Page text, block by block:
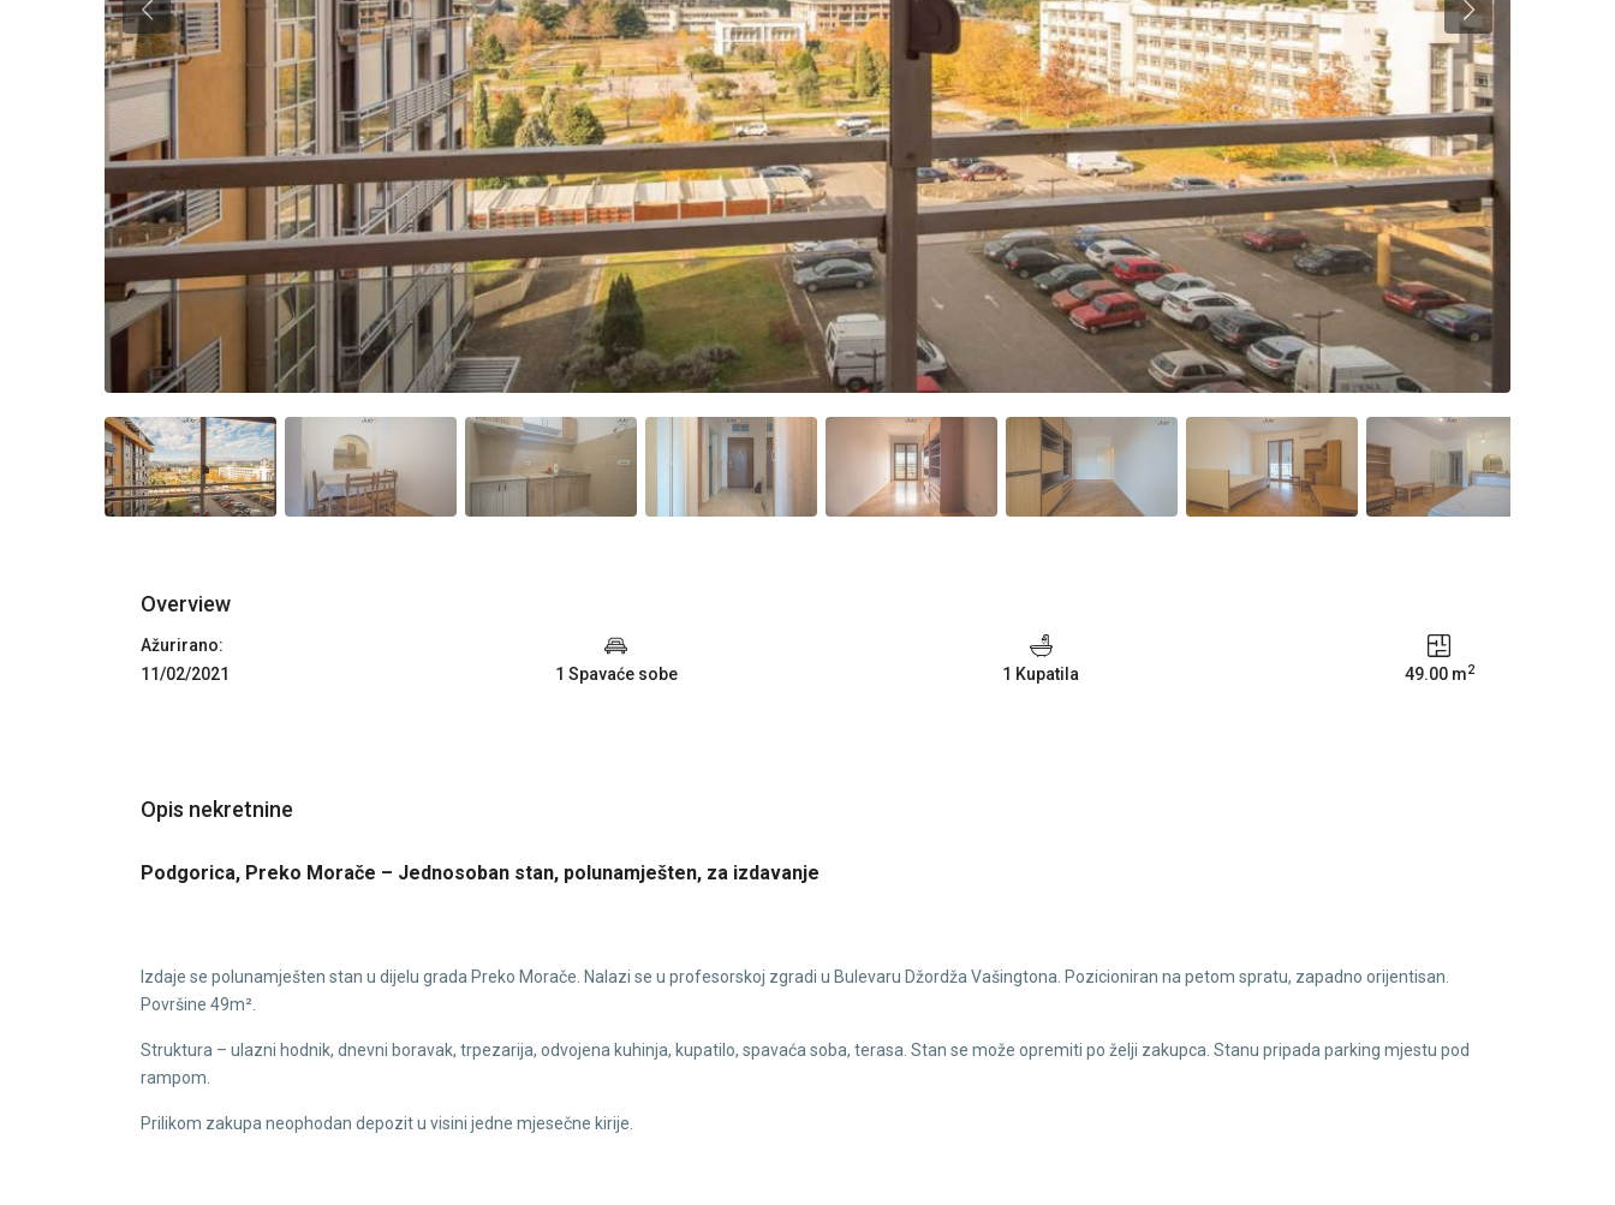
Previous Previous
Overview
Ažurirano:
11/02/2021
1 Spavaće sobe 1 Kupatila 49.00 m2
Opis nekretnine
Podgorica, Preko Morače – Jednosoban stan, polunamješten, za izdavanje
Izdaje se polunamješten stan u dijelu grada Preko Morače. Nalazi se u profesorskoj zgradi u Bulevaru Džordža Vašingtona. Pozicioniran na petom spratu, zapadno orijentisan.
Površine 49m².
Struktura – ulazni hodnik, dnevni boravak, trpezarija, odvojena kuhinja, kupatilo, spavaća soba, terasa. Stan se može opremiti po želji zakupca. Stanu pripada parking mjestu pod
rampom.
Prilikom zakupa neophodan depozit u visini jedne mjesečne kirije.